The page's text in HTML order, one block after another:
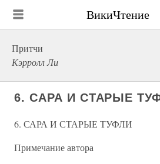
ВикиЧтение
Притчи
Кэрролл Ли
6. САРА И СТАРЫЕ
6. САРА И СТАРЫЕ ТУФЛИ
Примечание автора